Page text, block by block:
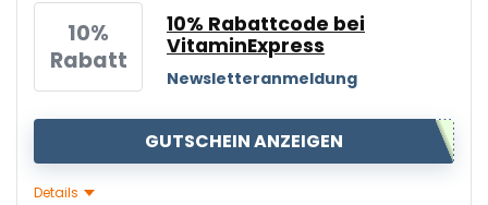
10%
Rabatt
10% Rabattcode bei
VitaminExpress
Newsletteranmeldung
GUTSCHEIN ANZEIGEN
Details